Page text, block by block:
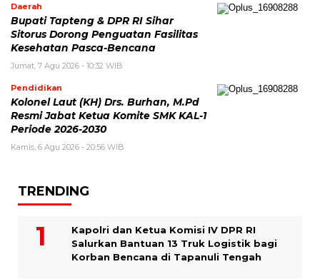
Daerah
Bupati Tapteng & DPR RI Sihar
Sitorus Dorong Penguatan Fasilitas
Kesehatan Pasca-Bencana
Jumat, 7 Agu 2026 - 10:32 WIB
Pendidikan
Kolonel Laut (KH) Drs. Burhan, M.Pd
Resmi Jabat Ketua Komite SMK KAL-1
Periode 2026-2030
Kamis, 6 Agu 2026 - 20:56 WIB
TRENDING
Kapolri dan Ketua Komisi IV DPR RI
Salurkan Bantuan 13 Truk Logistik bagi
Korban Bencana di Tapanuli Tengah